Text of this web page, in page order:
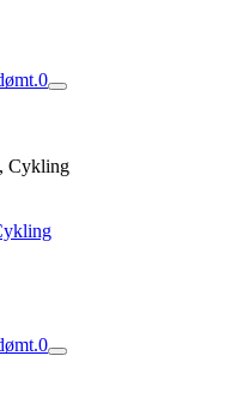
0
Cykling
0